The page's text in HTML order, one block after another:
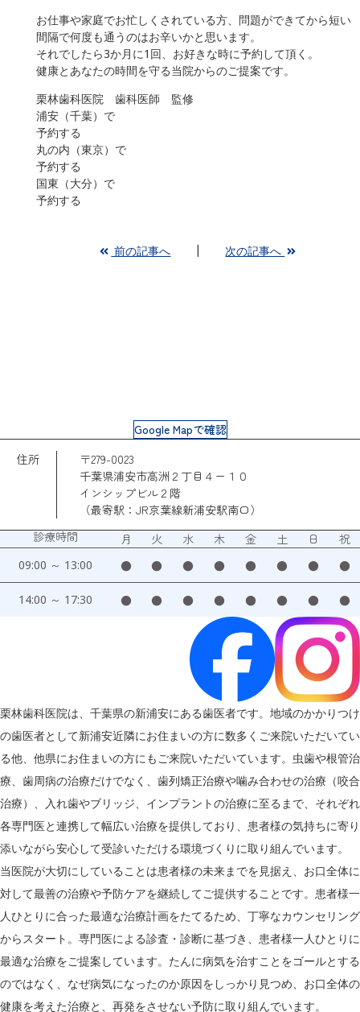
お仕事や家庭でお忙しくされている方、問題ができてから短い
間隔で何度も通うのはお辛いかと思います。
それでしたら3か月に1回、お好きな時に予約して頂く。
健康とあなたの時間を守る当院からのご提案です。
栗林歯科医院 歯科医師 監修
浦安（千葉）で
予約する
丸の内（東京）で
予約する
国東（大分）で
予約する
前の記事へ 次の記事へ
Google Mapで確認
住所
〒279-0023
千葉県浦安市高洲２丁目４ー１０
インシップビル２階
（最寄駅：JR京葉線新浦安駅南口）
診療時間
月 火 水 木 金 土 日 祝
09:00 ～ 13:00 ● ● ● ● ● ● ● ●
14:00 ～ 17:30 ● ● ● ● ● ● ● ●
栗林歯科医院は、千葉県の新浦安にある歯医者です。地域のかかりつけ
の歯医者として新浦安近隣にお住まいの方に数多くご来院いただいてい
る他、他県にお住まいの方にもご来院いただいています。虫歯や根管治
療、歯周病の治療だけでなく、歯列矯正治療や噛み合わせの治療（咬合
治療）、入れ歯やブリッジ、インプラントの治療に至るまで、それぞれ
各専門医と連携して幅広い治療を提供しており、患者様の気持ちに寄り
添いながら安心して受診いただける環境づくりに取り組んでいます。
当医院が大切にしていることは患者様の未来までを見据え、お口全体に
対して最善の治療や予防ケアを継続してご提供することです。患者様一
人ひとりに合った最適な治療計画をたてるため、丁寧なカウンセリング
からスタート。専門医による診査・診断に基づき、患者様一人ひとりに
最適な治療をご提案しています。たんに病気を治すことをゴールとする
のではなく、なぜ病気になったのか原因をしっかり見つめ、お口全体の
健康を考えた治療と、再発をさせない予防に取り組んでいます。